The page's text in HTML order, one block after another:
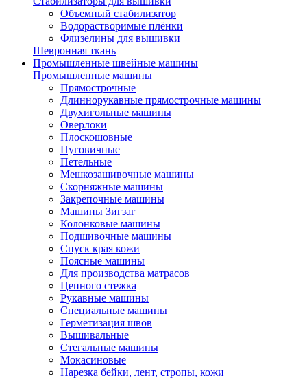
Объемный стабилизатор
Водорастворимые плёнки
Флизелины для вышивки
Шевронная ткань
Промышленные швейные машины
Промышленные машины
Прямострочные
Длиннорукавные прямострочные машины
Двухигольные машины
Оверлоки
Плоскошовные
Пуговичные
Петельные
Мешкозашивочные машины
Скорняжные машины
Закрепочные машины
Машины Зигзаг
Колонковые машины
Подшивочные машины
Спуск края кожи
Поясные машины
Для производства матрасов
Цепного стежка
Рукавные машины
Специальные машины
Герметизация швов
Вышивальные
Стегальные машины
Мокасиновые
Нарезка бейки, лент, стропы, кожи